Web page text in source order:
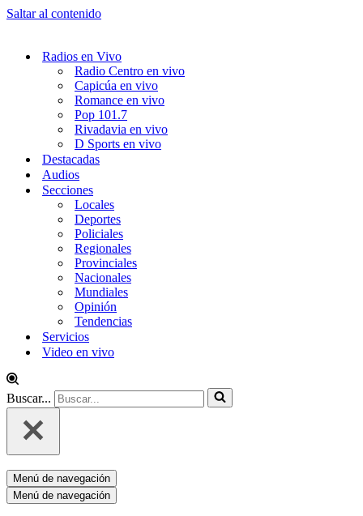
Saltar al contenido
Radios en Vivo
Radio Centro en vivo
Capicúa en vivo
Romance en vivo
Pop 101.7
Rivadavia en vivo
D Sports en vivo
Destacadas
Audios
Secciones
Locales
Deportes
Policiales
Regionales
Provinciales
Nacionales
Mundiales
Opinión
Tendencias
Servicios
Video en vivo
Buscar...
Menú de navegación
Menú de navegación